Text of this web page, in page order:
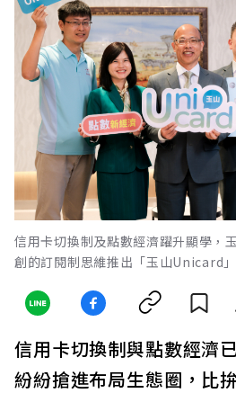
信用卡切換制及點數經濟躍升顯學，
創的訂閱制思維推出「玉山Unicard」
信用卡切換制與點數經濟
紛紛搶進布局生態圈，比